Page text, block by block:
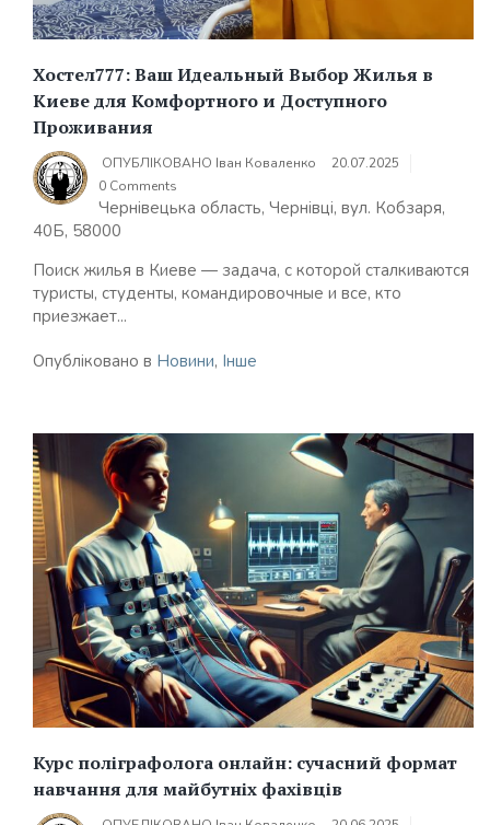
Хостел777: Ваш Идеальный Выбор Жилья в
Киеве для Комфортного и Доступного
Проживания
ОПУБЛІКОВАНО Іван Коваленко
20.07.2025
0 Comments
Чернівецька область, Чернівці, вул. Кобзаря,
40Б, 58000
Поиск жилья в Киеве — задача, с которой сталкиваются
туристы, студенты, командировочные и все, кто
приезжает...
Опубліковано в Новини, Інше
Курс поліграфолога онлайн: сучасний формат
навчання для майбутніх фахівців